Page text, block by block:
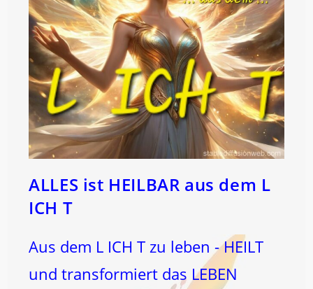
ALLES ist HEILBAR aus dem L
ICH T
Aus dem L ICH T zu leben - HEILT
und transformiert das LEBEN